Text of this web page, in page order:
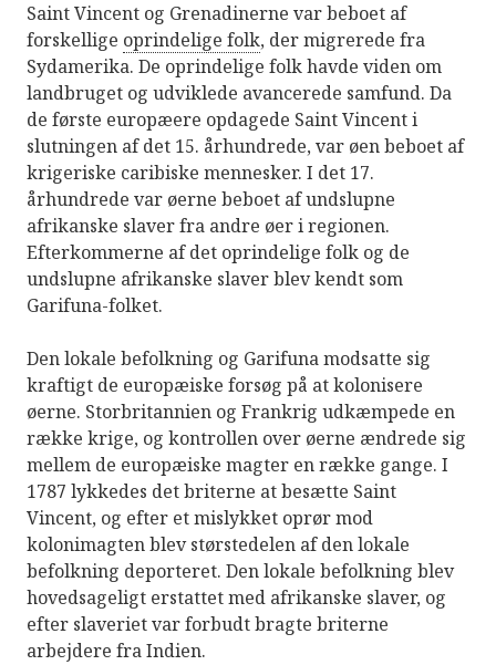
Saint Vincent og Grenadinerne var beboet af
forskellige oprindelige folk, der migrerede fra
Sydamerika. De oprindelige folk havde viden om
landbruget og udviklede avancerede samfund. Da
de første europæere opdagede Saint Vincent i
slutningen af ​​det 15. århundrede, var øen beboet af
krigeriske caribiske mennesker. I det 17.
århundrede var øerne beboet af undslupne
afrikanske slaver fra andre øer i regionen.
Efterkommerne af det oprindelige folk og de
undslupne afrikanske slaver blev kendt som
Garifuna-folket.
Den lokale befolkning og Garifuna modsatte sig
kraftigt de europæiske forsøg på at kolonisere
øerne. Storbritannien og Frankrig udkæmpede en
række krige, og kontrollen over øerne ændrede sig
mellem de europæiske magter en række gange. I
1787 lykkedes det briterne at besætte Saint
Vincent, og efter et mislykket oprør mod
kolonimagten blev størstedelen af ​​den lokale
befolkning deporteret. Den lokale befolkning blev
hovedsageligt erstattet med afrikanske slaver, og
efter slaveriet var forbudt bragte briterne
arbejdere fra Indien.